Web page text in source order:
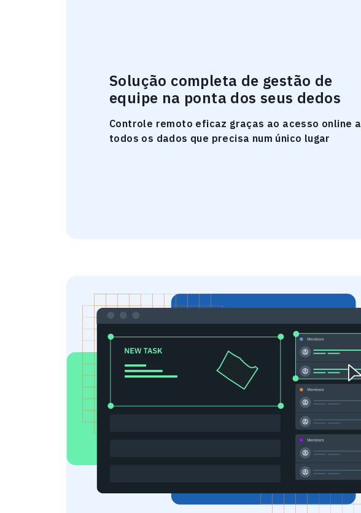
Solução completa de gestão de
equipe na ponta dos seus dedos
Controle remoto eficaz graças ao acesso online a
todos os dados que precisa num único lugar